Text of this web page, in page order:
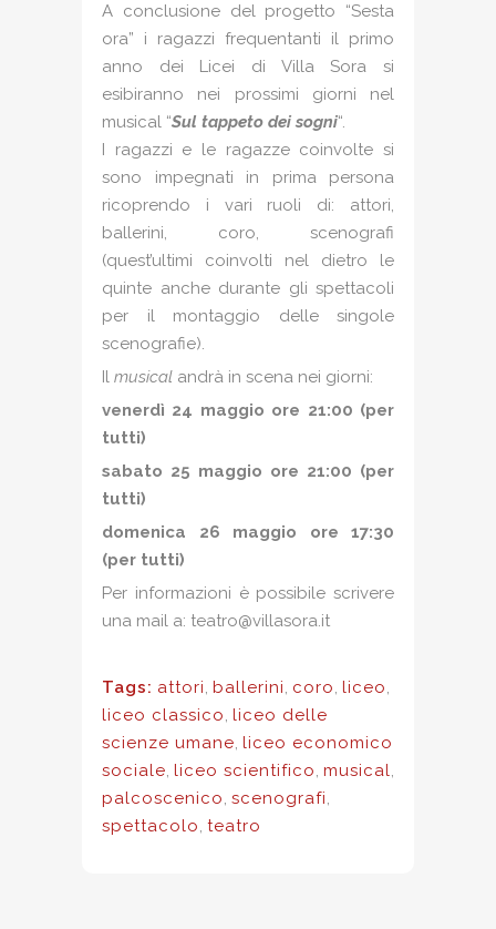
A conclusione del progetto “Sesta
ora” i ragazzi frequentanti il primo
anno dei Licei di Villa Sora si
esibiranno nei prossimi giorni nel
musical “Sul tappeto dei sogni“.
I ragazzi e le ragazze coinvolte si
sono impegnati in prima persona
ricoprendo i vari ruoli di: attori,
ballerini, coro, scenografi
(quest’ultimi coinvolti nel dietro le
quinte anche durante gli spettacoli
per il montaggio delle singole
scenografie).
Il musical andrà in scena nei giorni:
venerdì 24 maggio ore 21:00 (per
tutti)
sabato 25 maggio ore 21:00 (per
tutti)
domenica 26 maggio ore 17:30
(per tutti)
Per informazioni è possibile scrivere
una mail a: teatro@villasora.it
Tags: attori, ballerini, coro, liceo,
liceo classico, liceo delle
scienze umane, liceo economico
sociale, liceo scientifico, musical,
palcoscenico, scenografi,
spettacolo, teatro